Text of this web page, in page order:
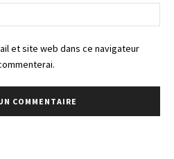
:
et site web dans ce navigateur